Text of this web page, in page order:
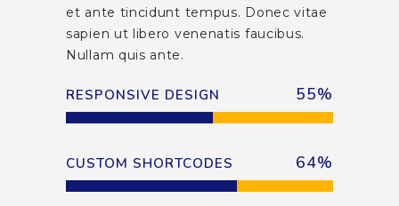
et ante tincidunt tempus. Donec vitae
sapien ut libero venenatis faucibus.
Nullam quis ante.
RESPONSIVE DESIGN 55%
CUSTOM SHORTCODES 64%